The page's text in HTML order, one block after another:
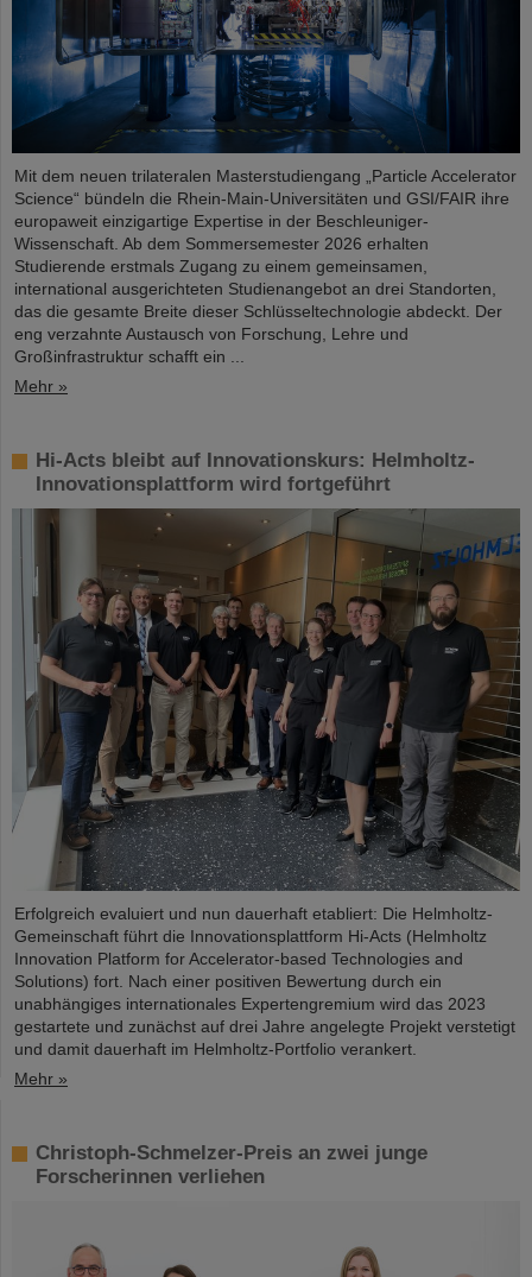
Mit dem neuen trilateralen Masterstudiengang „Particle Accelerator
Science“ bündeln die Rhein-Main-Universitäten und GSI/FAIR ihre
europaweit einzigartige Expertise in der Beschleuniger-
Wissenschaft. Ab dem Sommersemester 2026 erhalten
Studierende erstmals Zugang zu einem gemeinsamen,
international ausgerichteten Studienangebot an drei Standorten,
das die gesamte Breite dieser Schlüsseltechnologie abdeckt. Der
eng verzahnte Austausch von Forschung, Lehre und
Großinfrastruktur schafft ein ...
Mehr »
Hi-Acts bleibt auf Innovationskurs: Helmholtz-
Innovationsplattform wird fortgeführt
Erfolgreich evaluiert und nun dauerhaft etabliert: Die Helmholtz-
Gemeinschaft führt die Innovationsplattform Hi-Acts (Helmholtz
Innovation Platform for Accelerator-based Technologies and
Solutions) fort. Nach einer positiven Bewertung durch ein
unabhängiges internationales Expertengremium wird das 2023
gestartete und zunächst auf drei Jahre angelegte Projekt verstetigt
und damit dauerhaft im Helmholtz-Portfolio verankert.
Mehr »
Christoph-Schmelzer-Preis an zwei junge
Forscherinnen verliehen